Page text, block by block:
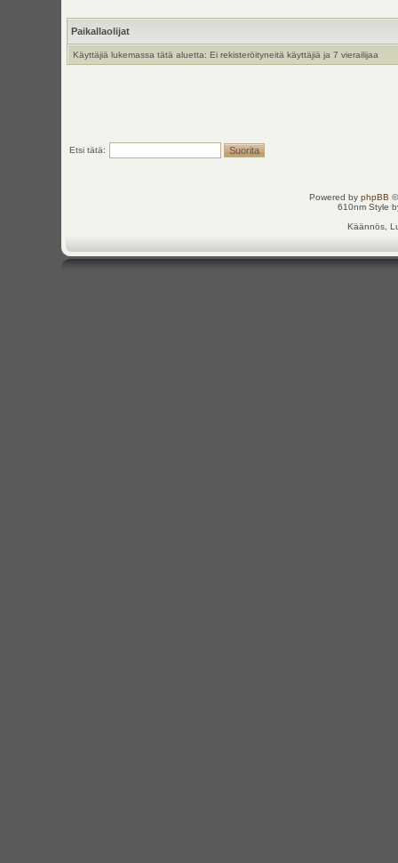
Paikallaolijat
Käyttäjiä lukemassa tätä aluetta: Ei rekisteröityneitä käyttäjiä ja 7 vierailijaa
Etsi tätä:
Powered by phpBB
610nm Style
Käännös,